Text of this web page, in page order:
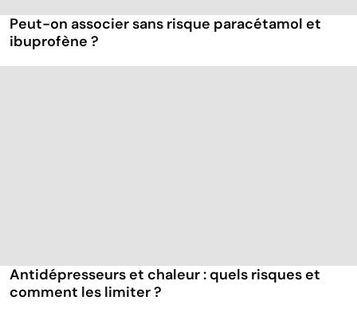
Peut-on associer sans risque paracétamol et
ibuprofène ?
Antidépresseurs et chaleur : quels risques et
comment les limiter ?